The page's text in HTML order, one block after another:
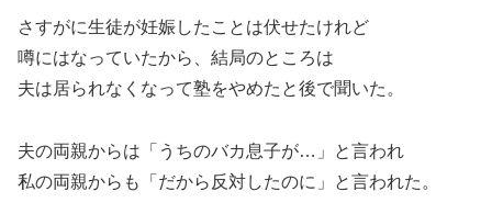
さすがに生徒が妊娠したことは伏せたけれど
噂にはなっていたから、結局のところは
夫は居られなくなって塾をやめたと後で聞いた。
夫の両親からは「うちのバカ息子が…」と言われ
私の両親からも「だから反対したのに」と言われた。